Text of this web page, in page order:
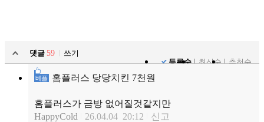
댓글 59
쓰기
등록순
최신순 추천순
베플 홈플러스 당당치킨 7천원
홈플러스가 금방 없어질것같지만
HappyCold
26.04.04 20:12 신고